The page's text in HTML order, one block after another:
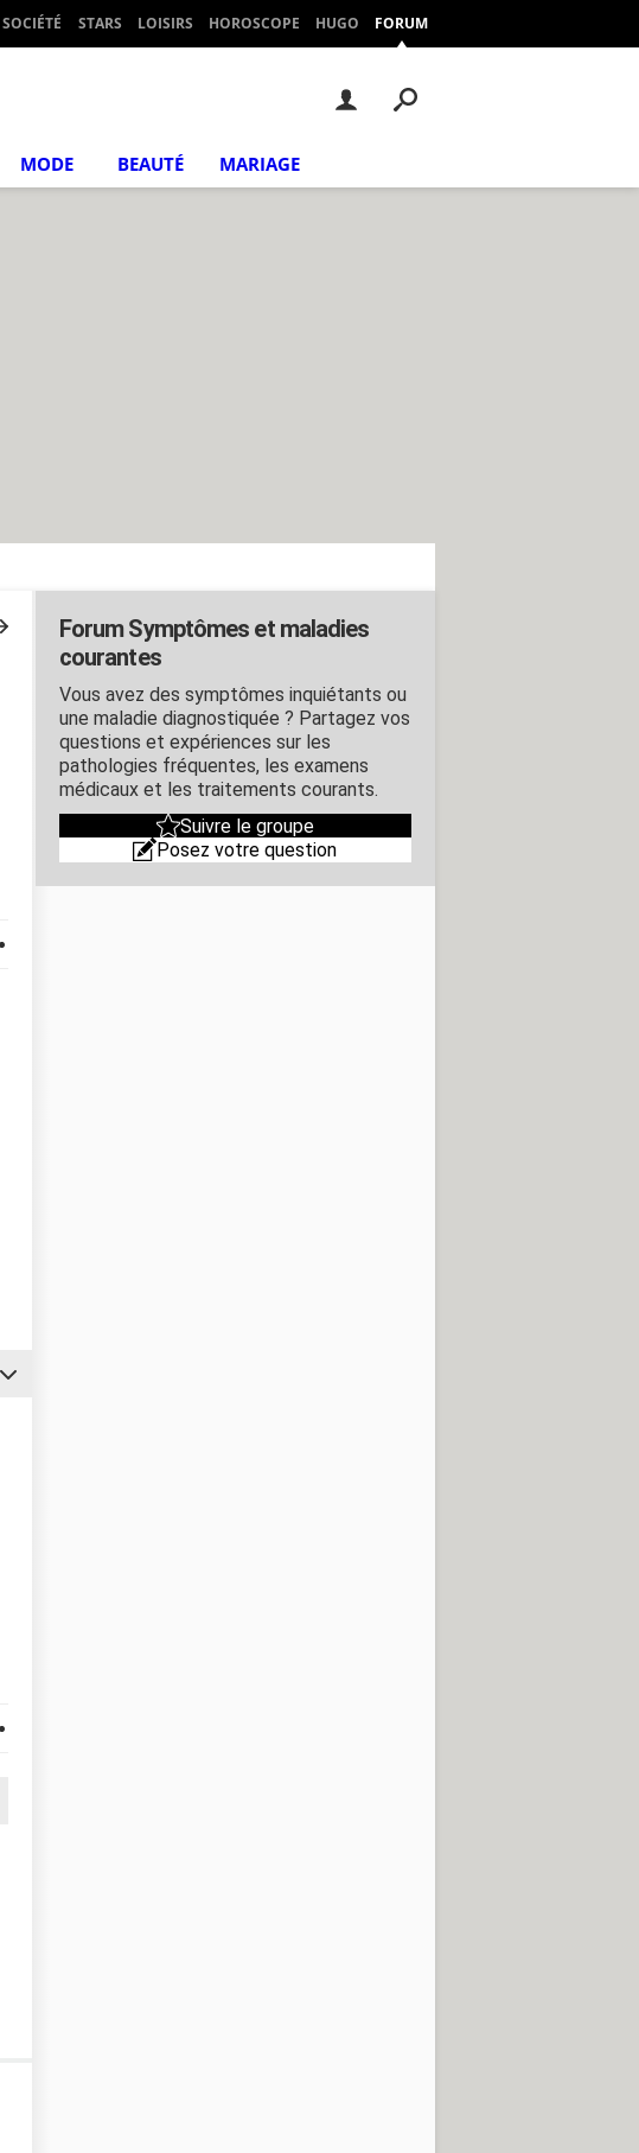
SOCIÉTÉ STARS LOISIRS HOROSCOPE HUGO FORUM
MODE BEAUTÉ MARIAGE
Forum Symptômes et maladies
courantes
Vous avez des symptômes inquiétants ou
une maladie diagnostiquée ? Partagez vos
questions et expériences sur les
pathologies fréquentes, les examens
médicaux et les traitements courants.
Suivre le groupe
Posez votre question